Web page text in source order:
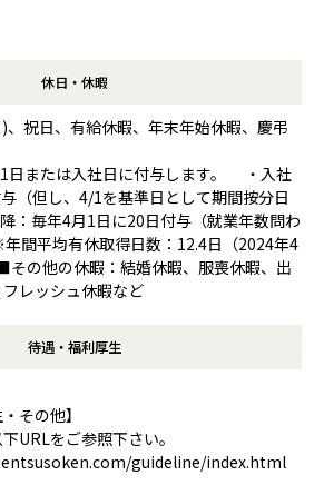
休日・休暇
祝日、有給休暇、年末年始休暇、慶弔
または入社日に付与します。 ・入社
（但し、4/1を基準日として期間按分日
毎年4月1日に20日付与（就業年数問わ
間平均有休取得日数：12.4日（2024年4
の他の休暇：結婚休暇、服喪休暇、出
レッシュ休暇など
待遇・福利厚生
その他】
URLをご参照下さい。
guideline/index.html